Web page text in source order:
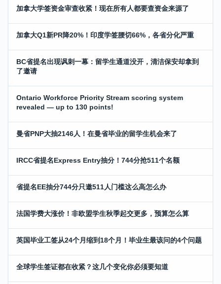
加拿大学签资金审查收紧！现在所有人都要查资金来源了
加拿大Q1新PR降20%！印度学签腰切66%，各省分化严重
BC省提名出现讽刺一幕：留学生通道没开，清洁保安却拿到
了邀请
Ontario Workforce Priority Stream scoring system
revealed — up to 130 points!
曼省PNP大抽2146人！在曼省毕业的留学生机会来了
IRCC省提名Express Entry抽分！744分抢511个名额
省提名EE抽分744分只邀511人门槛这么高怎么办
法国学费大涨价！非欧盟学生秋季起交更多，预算怎么算
英国毕业工签从24个月缩到18个月！毕业生最该问的4个问题
全球学生签证都在收紧？这几个变化你必须要知道